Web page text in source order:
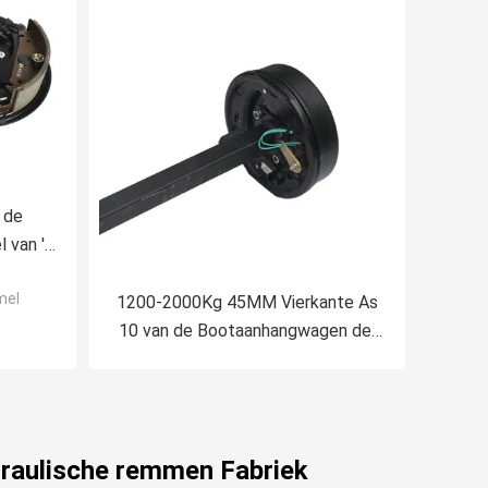
van '
5
1200-2000Kg 45MM Vierkante As
10 van de Bootaanhangwagen de“
remmen Fabriek